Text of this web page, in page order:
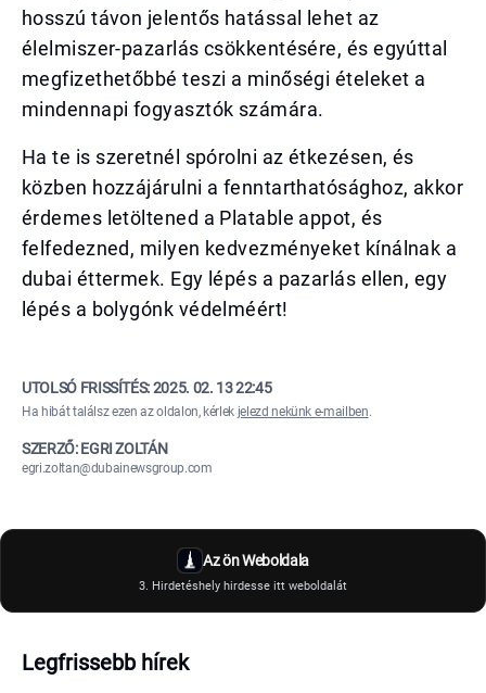
hosszú távon jelentős hatással lehet az
élelmiszer-pazarlás csökkentésére, és egyúttal
megfizethetőbbé teszi a minőségi ételeket a
mindennapi fogyasztók számára.
Ha te is szeretnél spórolni az étkezésen, és
közben hozzájárulni a fenntarthatósághoz, akkor
érdemes letöltened a Platable appot, és
felfedezned, milyen kedvezményeket kínálnak a
dubai éttermek. Egy lépés a pazarlás ellen, egy
lépés a bolygónk védelméért!
UTOLSÓ FRISSÍTÉS:2025. 02. 13 22:45
Ha hibát találsz ezen az oldalon, kérlek jelezd nekünk e-mailben.
SZERZŐ: EGRI ZOLTÁN
egri.zoltan@dubainewsgroup.com
Az ön Weboldala
3. Hirdetéshely hirdesse itt weboldalát
Legfrissebb hírek